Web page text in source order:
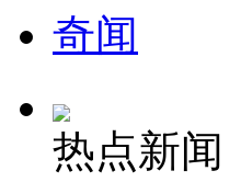
外交部：有关国家言论
安徽一实载49人客车翻车
奇闻
热点新闻